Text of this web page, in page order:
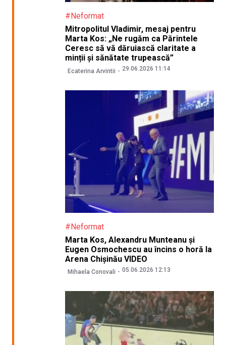
#Neformat
Mitropolitul Vladimir, mesaj pentru
Marta Kos: „Ne rugăm ca Părintele
Ceresc să vă dăruiască claritate a
minții și sănătate trupească”
Ecaterina Arvintii 29.06.2026 11:14
#Neformat
Marta Kos, Alexandru Munteanu și
Eugen Osmochescu au încins o horă la
Arena Chișinău VIDEO
Mihaela Conovali 05.06.2026 12:13